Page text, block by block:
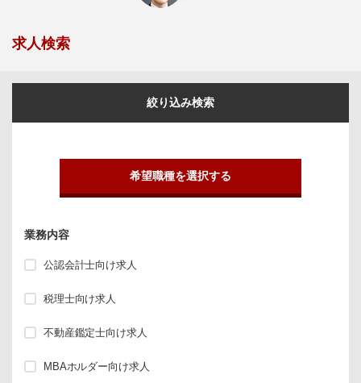
求人検索
絞り込み検索
希望職種を選択する
業務内容
公認会計士向け求人
税理士向け求人
不動産鑑定士向け求人
MBAホルダー向け求人